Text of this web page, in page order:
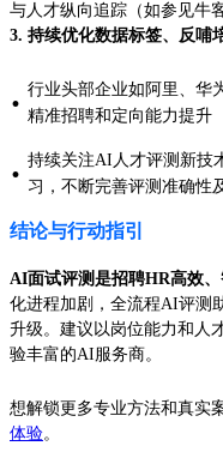
与人才纵向追踪（如参见牛
3. 持续优化数据标签、反哺
· 行业头部企业如阿里、华
精准招聘和定向能力提升
· 持续关注AI人才评测新技
习，不断完善评测准确性
结论与行动指引
AI面试评测是招聘HR高效
化进程加剧，全流程AI评测
升级。建议以岗位能力和人
验丰富的AI服务商。
想解锁更多专业方法和真实
体验。